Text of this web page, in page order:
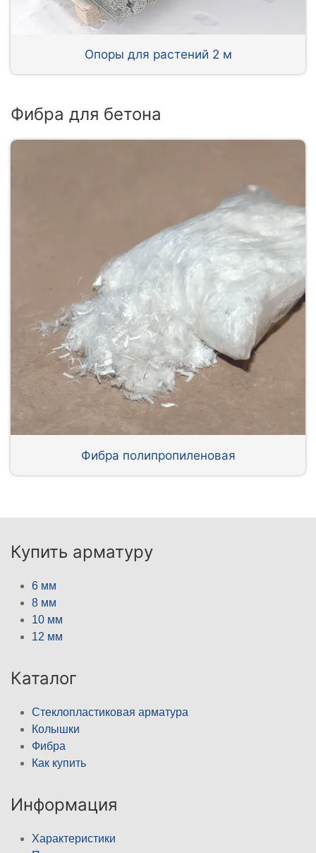
Опоры для растений 2 м
Фибра для бетона
Фибра полипропиленовая
Купить арматуру
6 мм
8 мм
10 мм
12 мм
Каталог
Стеклопластиковая арматура
Колышки
Фибра
Как купить
Информация
Характеристики